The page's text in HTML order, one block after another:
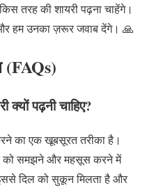
तरह की शायरी पढ़ना चाहेंगे।
हम उनका ज़रूर जवाब देंगे। 🙏
(FAQs)
क्यों पढ़नी चाहिए?
का एक खूबसूरत तरीका है।
को समझने और महसूस करने में
दिल को सुकून मिलता है और